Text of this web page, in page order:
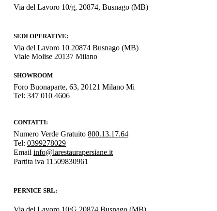
Via del Lavoro 10/g, 20874, Busnago (MB)
SEDI OPERATIVE:
Via del Lavoro 10 20874 Busnago (MB)
Viale Molise 20137 Milano
SHOWROOM
Foro Buonaparte, 63, 20121 Milano Mi
Tel: 347 010 4606
CONTATTI:
Numero Verde Gratuito 800.13.17.64
Tel: 0399278029
Email info@larestaurapersiane.it
Partita iva 11509830961
PERNICE SRL:
Via del Lavoro 10/G 20874 Busnago (MB)